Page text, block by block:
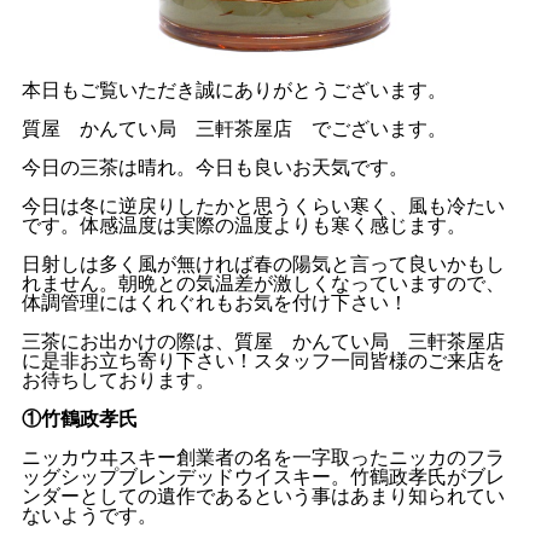
本日もご覧いただき誠にありがとうございます。
質屋 かんてい局 三軒茶屋店 でございます。
今日の三茶は晴れ。今日も良いお天気です。
今日は冬に逆戻りしたかと思うくらい寒く、風も冷たい
です。体感温度は実際の温度よりも寒く感じます。
日射しは多く風が無ければ春の陽気と言って良いかもし
れません。朝晩との気温差が激しくなっていますので、
体調管理にはくれぐれもお気を付け下さい！
三茶にお出かけの際は、質屋 かんてい局 三軒茶屋店
に是非お立ち寄り下さい！スタッフ一同皆様のご来店を
お待ちしております。
①竹鶴政孝氏
ニッカウヰスキー創業者の名を一字取ったニッカのフラ
ッグシップブレンデッドウイスキー。竹鶴政孝氏がブレ
ンダーとしての遺作であるという事はあまり知られてい
ないようです。